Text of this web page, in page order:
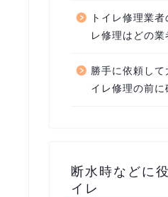
トイレ修理業
レ修理はどの業
勝手に依頼し
イレ修理の前
断水時などに
イレ